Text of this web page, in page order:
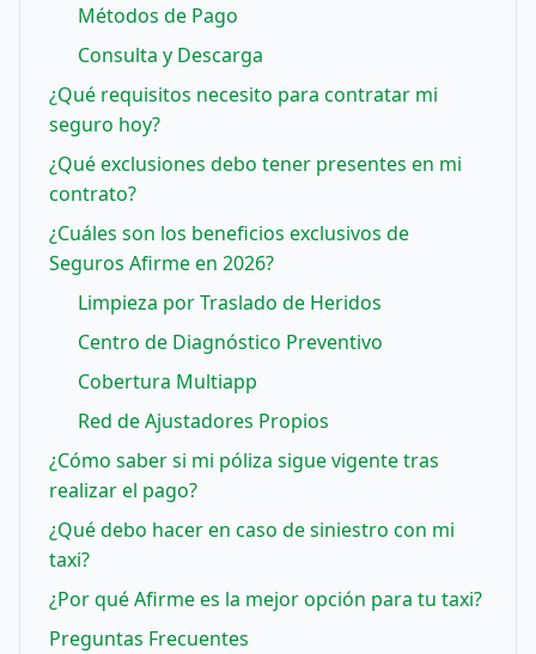
Métodos de Pago
Consulta y Descarga
¿Qué requisitos necesito para contratar mi
seguro hoy?
¿Qué exclusiones debo tener presentes en mi
contrato?
¿Cuáles son los beneficios exclusivos de
Seguros Afirme en 2026?
Limpieza por Traslado de Heridos
Centro de Diagnóstico Preventivo
Cobertura Multiapp
Red de Ajustadores Propios
¿Cómo saber si mi póliza sigue vigente tras
realizar el pago?
¿Qué debo hacer en caso de siniestro con mi
taxi?
¿Por qué Afirme es la mejor opción para tu taxi?
Preguntas Frecuentes